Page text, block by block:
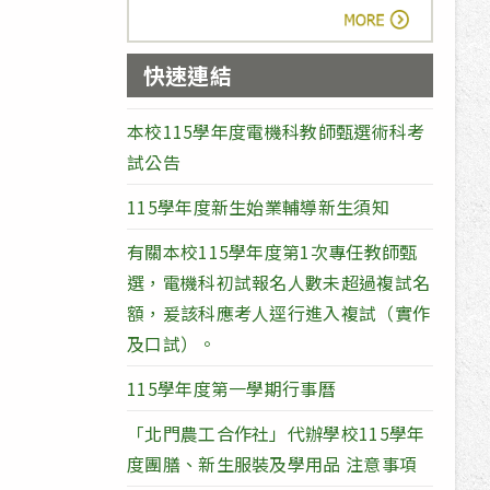
快速連結
本校115學年度電機科教師甄選術科考
試公告
115學年度新生始業輔導新生須知
有關本校115學年度第1次專任教師甄
選，電機科初試報名人數未超過複試名
額，爰該科應考人逕行進入複試（實作
及口試）。
115學年度第一學期行事曆
「北門農工合作社」代辦學校115學年
度團膳、新生服裝及學用品 注意事項